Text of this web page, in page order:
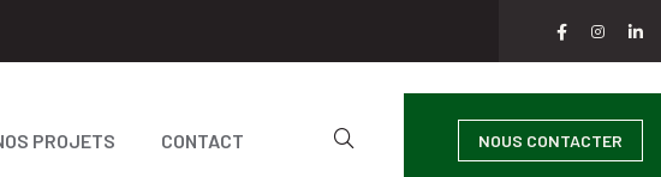
PROJETS CONTACT NOUS CONTACTER